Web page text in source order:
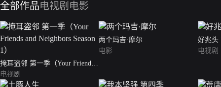
全部作品电视剧 电影
掩耳盗邻 第一季（Your Friends
and Neighbors Season 1）
电视剧
两个玛吉·摩尔
电影
好兆头
电视剧